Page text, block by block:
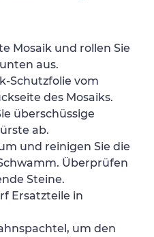
Mosaik und rollen Sie
aus.
Schutzfolie vom
des Mosaiks.
überschüssige
ab.
und reinigen Sie die
Überprüfen
Steine.
Ersatzteile in
um den